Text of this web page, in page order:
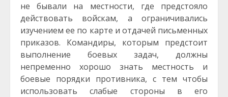
не бывали на местности, где предстояло
действовать войскам, а ограничивались
изучением ее по карте и отдачей письменных
приказов. Командиры, которым предстоит
выполнение боевых задач, должны
непременно хорошо знать местность и
боевые порядки противника, с тем чтобы
использовать слабые стороны в его